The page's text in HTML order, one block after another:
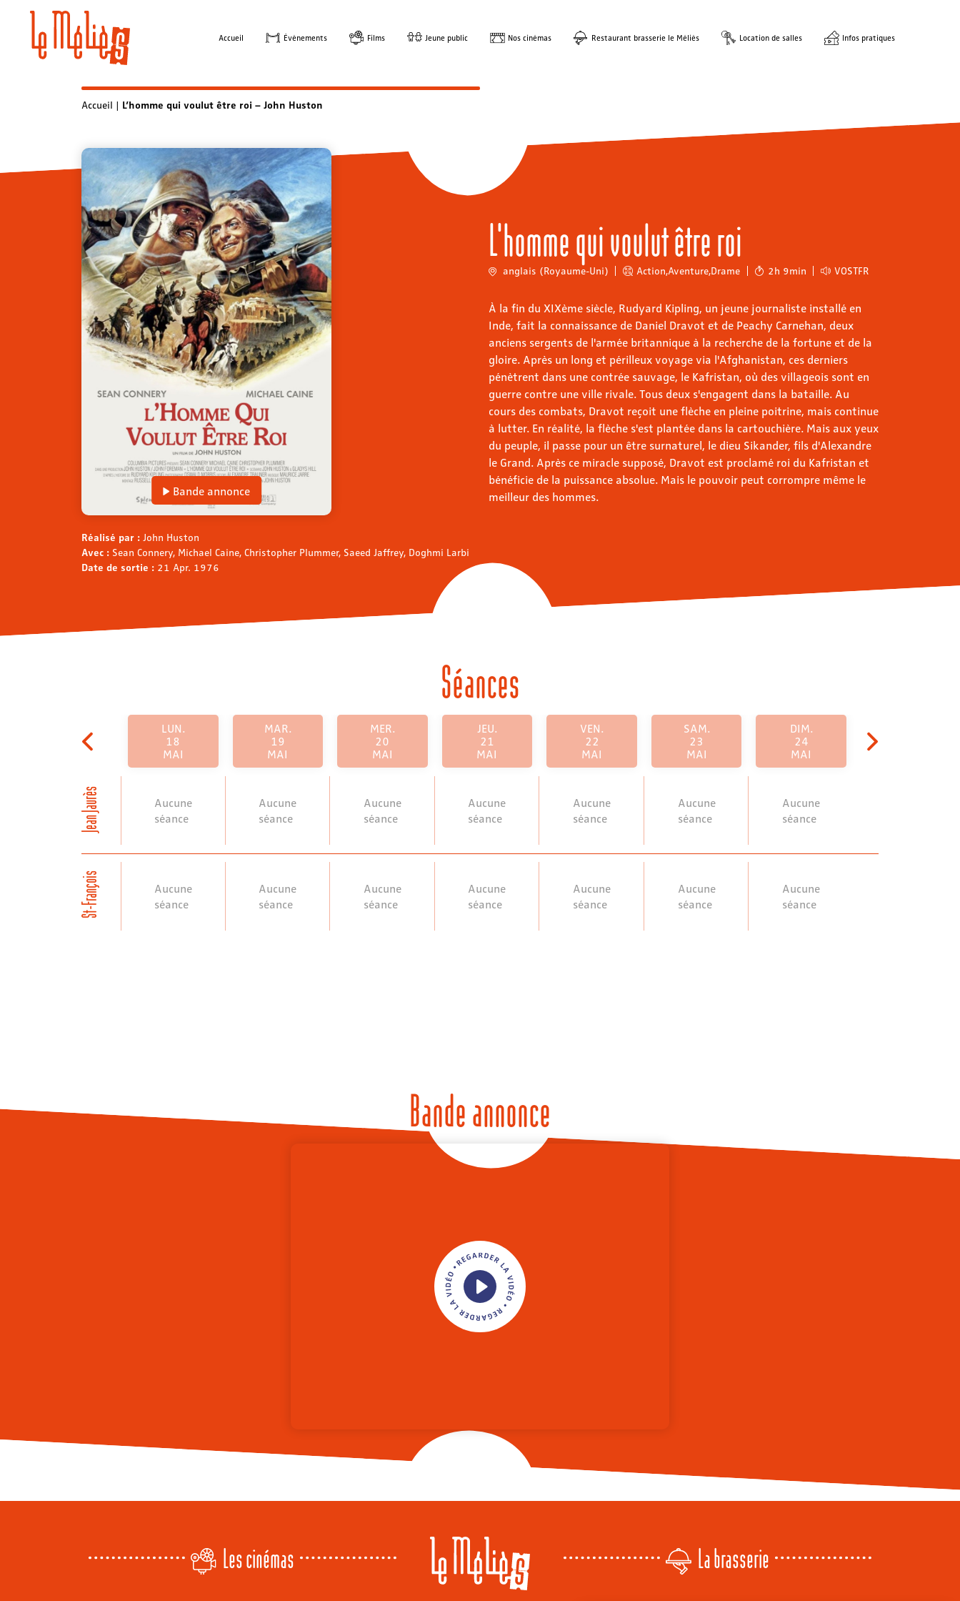
Accueil Évènements Films Jeune public Nos cinémas Restaurant brasserie le Méliès Location de salles Infos pratiques
Accueil | L’homme qui voulut être roi – John Huston
Bande annonce
Réalisé par : John Huston
Avec : Sean Connery, Michael Caine, Christopher Plummer, Saeed Jaffrey, Doghmi Larbi
Date de sortie : 21 Apr. 1976
L'homme qui voulut être roi
anglais (Royaume-Uni) Action,Aventure,Drame 2h 9min VOSTFR
À la fin du XIXème siècle, Rudyard Kipling, un jeune journaliste installé en
Inde, fait la connaissance de Daniel Dravot et de Peachy Carnehan, deux
anciens sergents de l'armée britannique à la recherche de la fortune et de la
gloire. Après un long et périlleux voyage via l'Afghanistan, ces derniers
pénètrent dans une contrée sauvage, le Kafristan, où des villageois sont en
guerre contre une ville rivale. Tous deux s'engagent dans la bataille. Au
cours des combats, Dravot reçoit une flèche en pleine poitrine, mais continue
à lutter. En réalité, la flèche s'est plantée dans la cartouchière. Mais aux yeux
du peuple, il passe pour un être surnaturel, le dieu Sikander, fils d'Alexandre
le Grand. Après ce miracle supposé, Dravot est proclamé roi du Kafristan et
bénéficie de la puissance absolue. Mais le pouvoir peut corrompre même le
meilleur des hommes.
Séances
Jean Jaurès
St-François
LUN.
18
MAI
Aucune
séance
Aucune
séance
MAR.
19
MAI
Aucune
séance
Aucune
séance
MER.
20
MAI
Aucune
séance
Aucune
séance
JEU.
21
MAI
Aucune
séance
Aucune
séance
VEN.
22
MAI
Aucune
séance
Aucune
séance
SAM.
23
MAI
Aucune
séance
Aucune
séance
DIM.
24
MAI
Aucune
séance
Aucune
séance
Bande annonce
Les cinémas La brasserie